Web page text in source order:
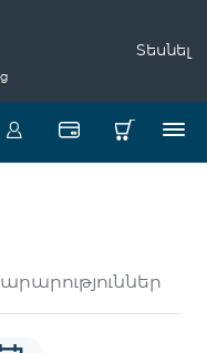
Տեսնել